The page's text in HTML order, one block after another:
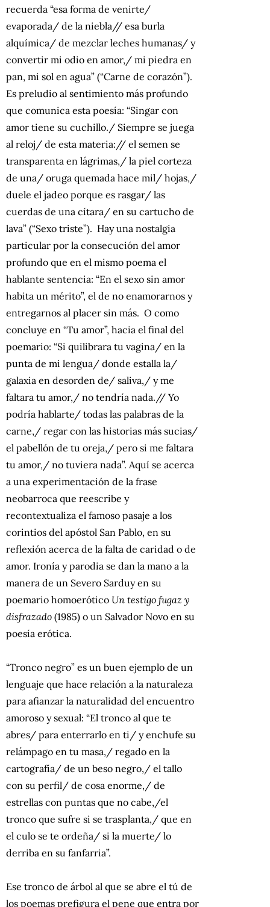
recuerda “esa forma de venirte/
evaporada/ de la niebla// esa burla
alquímica/ de mezclar leches humanas/ y
convertir mi odio en amor,/ mi piedra en
pan, mi sol en agua” (“Carne de corazón”).
Es preludio al sentimiento más profundo
que comunica esta poesía: “Singar con
amor tiene su cuchillo./ Siempre se juega
al reloj/ de esta materia:// el semen se
transparenta en lágrimas,/ la piel corteza
de una/ oruga quemada hace mil/ hojas,/
duele el jadeo porque es rasgar/ las
cuerdas de una cítara/ en su cartucho de
lava” (“Sexo triste”). Hay una nostalgia
particular por la consecución del amor
profundo que en el mismo poema el
hablante sentencia: “En el sexo sin amor
habita un mérito”, el de no enamorarnos y
entregarnos al placer sin más. O como
concluye en “Tu amor”, hacia el final del
poemario: “Si quilibrara tu vagina/ en la
punta de mi lengua/ donde estalla la/
galaxia en desorden de/ saliva,/ y me
faltara tu amor,/ no tendría nada.// Yo
podría hablarte/ todas las palabras de la
carne,/ regar con las historias más sucias/
el pabellón de tu oreja,/ pero si me faltara
tu amor,/ no tuviera nada”. Aquí se acerca
a una experimentación de la frase
neobarroca que reescribe y
recontextualiza el famoso pasaje a los
corintios del apóstol San Pablo, en su
reflexión acerca de la falta de caridad o de
amor. Ironía y parodia se dan la mano a la
manera de un Severo Sarduy en su
poemario homoerótico Un testigo fugaz y
disfrazado (1985) o un Salvador Novo en su
poesía erótica.
“Tronco negro” es un buen ejemplo de un
lenguaje que hace relación a la naturaleza
para afianzar la naturalidad del encuentro
amoroso y sexual: “El tronco al que te
abres/ para enterrarlo en ti/ y enchufe su
relámpago en tu masa,/ regado en la
cartografía/ de un beso negro,/ el tallo
con su perfil/ de cosa enorme,/ de
estrellas con puntas que no cabe,/el
tronco que sufre si se trasplanta,/ que en
el culo se te ordeña/ si la muerte/ lo
derriba en su fanfarria”.
Ese tronco de árbol al que se abre el tú de
los poemas prefigura el pene que entra por